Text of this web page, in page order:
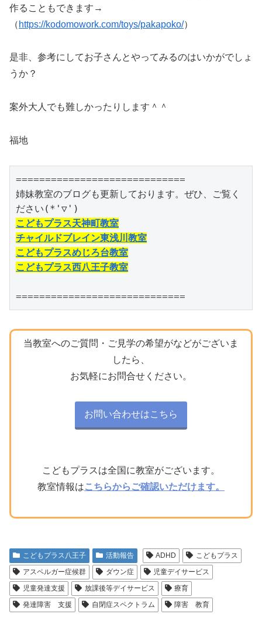
作ることもできます→
（ https://kodomowork.com/toys/pakapoko/）
是非、参考にしてお子さんとやってみるのはいかがでしょ
うか？
案外大人でも難しかったりします＾＾
福地
=============================
姉妹教室のブログも更新しております。ぜひ、ご覧く
こどもプラス天神町教室
チャイルドブレイン東浅川教室
こどもプラスめじろ台教室
こどもプラス西八王子教室
=============================
当教室へのご質問・ご見学の希望がなどがございま
したら、
お気軽にお問合せください。
お問い合わせはこちら
こどもプラスは全国に教室がございます。
教室情報はこちらからご確認いただけます。
こどもプラス八王子 活動報告 ADHD
こどもプラス
アスペルガー症候群
ダウン症
児童デイサービス
児童発達支援
放課後等デイサービス
療育
発達障害 支援
自閉症スペクトラム 障害 教育